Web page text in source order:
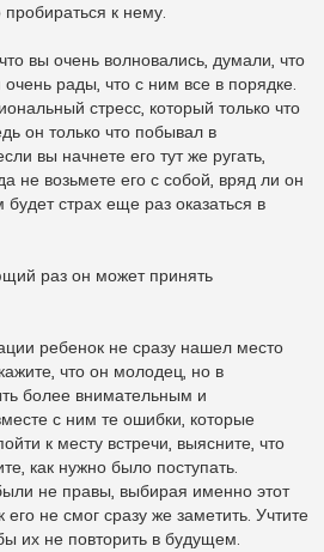
к нему.
вы очень волновались, думали, что
рады, что с ним все в порядке.
стресс, который только что
он только что побывал в
вы начнете его тут же ругать,
не возьмете его с собой, вряд ли он
будет страх еще раз оказаться в
раз он может принять
ребенок не сразу нашел место
что он молодец, но в
более внимательным и
с ним те ошибки, которые
к месту встречи, выясните, что
как нужно было поступать.
не правы, выбирая именно этот
не смог сразу же заметить. Учтите
их не повторить в будущем.